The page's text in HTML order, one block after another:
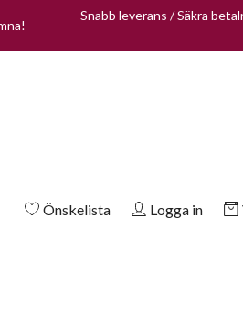
Snabb leverans / Säkra
Önskelista Logga in